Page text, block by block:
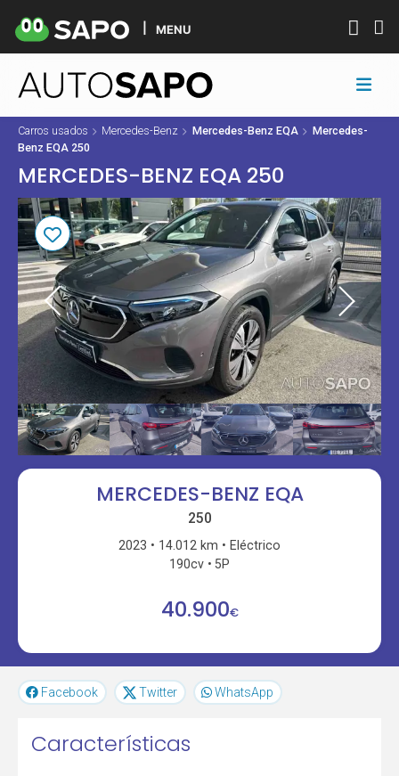
MENU
Carros usados Mercedes-Benz Mercedes-Benz EQA
Mercedes-
Benz EQA 250
MERCEDES-BENZ EQA 250
MERCEDES-BENZ EQA
250
2023 14.012 km
Eléctrico
190cv
5P
40.900€
Facebook Twitter WhatsApp
Características